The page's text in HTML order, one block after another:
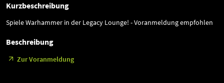
Kurzbeschreibung
Spiele Warhammer in der Legacy Lounge! - Voranmeldung empfohlen
Beschreibung
Zur Voranmeldung